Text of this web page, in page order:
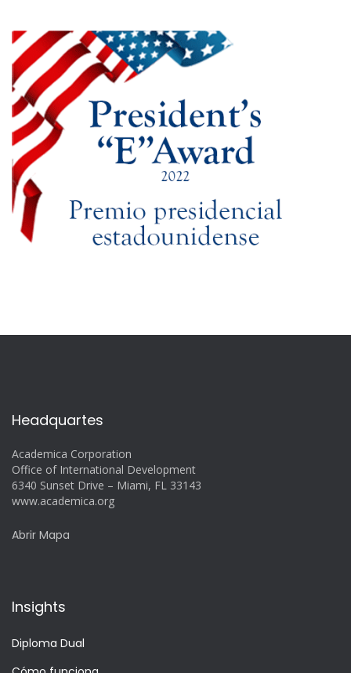
Headquartes
Academica Corporation
Office of International Development
6340 Sunset Drive – Miami, FL 33143
www.academica.org
Abrir Mapa
Insights
Diploma Dual